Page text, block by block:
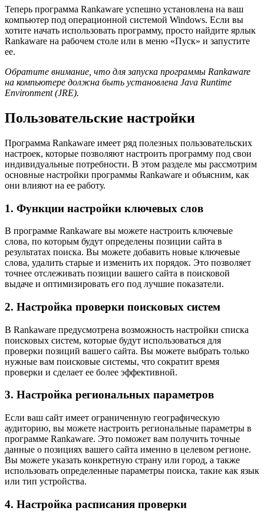
Теперь программа Rankaware успешно установлена на ваш
компьютер под операционной системой Windows. Если вы
хотите начать использовать программу, просто найдите ярлык
Rankaware на рабочем столе или в меню «Пуск» и запустите
ее.
Обратите внимание, что для запуска программы Rankaware
на компьютере должна быть установлена Java Runtime
Environment (JRE).
Пользовательские настройки
Программа Rankaware имеет ряд полезных пользовательских
настроек, которые позволяют настроить программу под свои
индивидуальные потребности. В этом разделе мы рассмотрим
основные настройки программы Rankaware и объясним, как
они влияют на ее работу.
1. Функции настройки ключевых слов
В программе Rankaware вы можете настроить ключевые
слова, по которым будут определены позиции сайта в
результатах поиска. Вы можете добавить новые ключевые
слова, удалить старые и изменить их порядок. Это позволяет
точнее отслеживать позиции вашего сайта в поисковой
выдаче и оптимизировать его под лучшие показатели.
2. Настройка проверки поисковых систем
В Rankaware предусмотрена возможность настройки списка
поисковых систем, которые будут использоваться для
проверки позиций вашего сайта. Вы можете выбрать только
нужные вам поисковые системы, что сократит время
проверки и сделает ее более эффективной.
3. Настройка региональных параметров
Если ваш сайт имеет ограниченную географическую
аудиторию, вы можете настроить региональные параметры в
программе Rankaware. Это поможет вам получить точные
данные о позициях вашего сайта именно в целевом регионе.
Вы можете указать конкретную страну или город, а также
использовать определенные параметры поиска, такие как язык
или тип устройства.
4. Настройка расписания проверки